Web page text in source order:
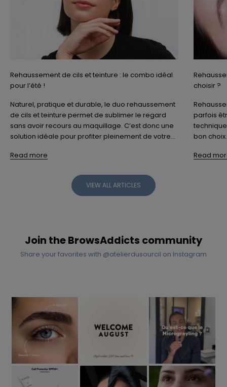
Rehaussement de cils et teinture : le combo idéal
pour l’été !
Naturel, pratique et durable, le duo rehaussement
de cils et teinture permet de sublimer le regard
sans avoir recours au maquillage. C’est donc une
solution idéale pour profiter pleinement de votre...
Read more
choisir ?
parfois
bon choix.
Read
VIEW ALL ARTICLES
Join the BrowsAddicts community
Share your favorites with @atelierdusourcil on Instagram